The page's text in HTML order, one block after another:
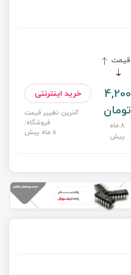
قیمت
4,200
تومان
8 ماه
پیش
خرید اینترنتی
آخرین تغییر قیمت
فروشگاه:
8 ماه پیش